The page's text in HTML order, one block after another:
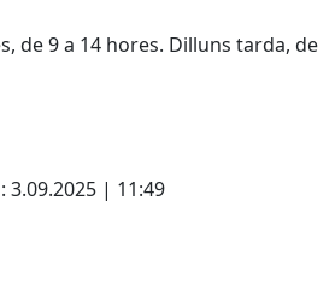
de 9 a 14 hores. Dilluns tarda, de
| 11:49